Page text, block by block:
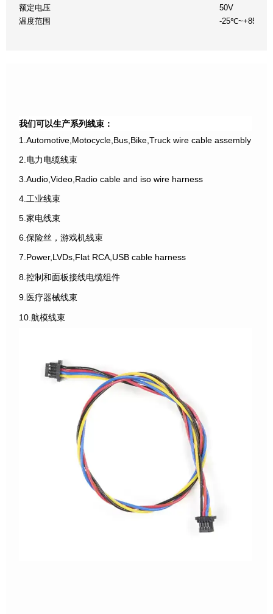
额定电压
50V
温度范围
-25℃~+85℃
我们可以生产系列线束：
1.Automotive,Motocycle,Bus,Bike,Truck wire cable assembly
2.电力电缆线束
3.Audio,Video,Radio cable and iso wire harness
4.工业线束
5.家电线束
6.保险丝，游戏机线束
7.Power,LVDs,Flat RCA,USB cable harness
8.控制和面板接线电缆组件
9.医疗器械线束
10.航模线束